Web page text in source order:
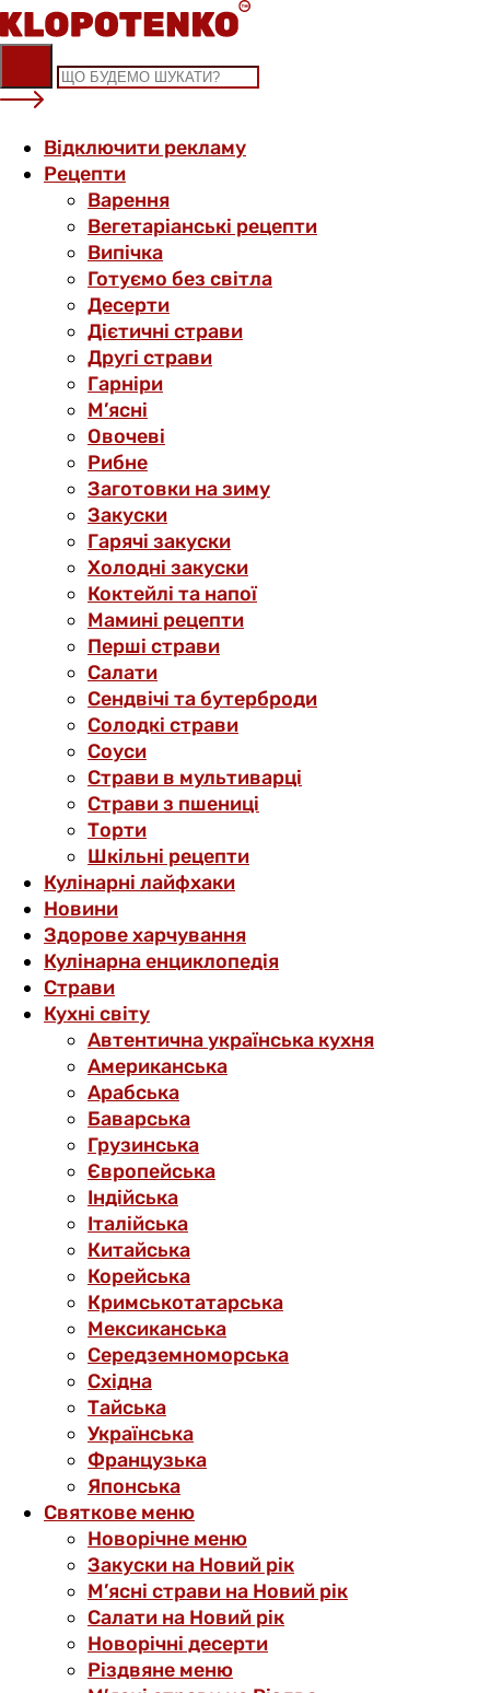
Skip
to
content
Відключити рекламу
Рецепти
Варення
Вегетаріанські рецепти
Випічка
Готуємо без світла
Десерти
Дієтичні страви
Другі страви
Гарніри
М’ясні
Овочеві
Рибне
Заготовки на зиму
Закуски
Гарячі закуски
Холодні закуски
Коктейлі та напої
Мамині рецепти
Перші страви
Салати
Сендвічі та бутерброди
Солодкі страви
Соуси
Страви в мультиварці
Страви з пшениці
Торти
Шкільні рецепти
Кулінарні лайфхаки
Новини
Здорове харчування
Кулінарна енциклопедія
Страви
Кухні світу
Автентична українська кухня
Американська
Арабська
Баварська
Грузинська
Європейська
Індійська
Італійська
Китайська
Корейська
Кримськотатарська
Мексиканська
Середземноморська
Східна
Тайська
Українська
Французька
Японська
Святкове меню
Новорічне меню
Закуски на Новий рік
М’ясні страви на Новий рік
Салати на Новий рік
Новорічні десерти
Різдвяне меню